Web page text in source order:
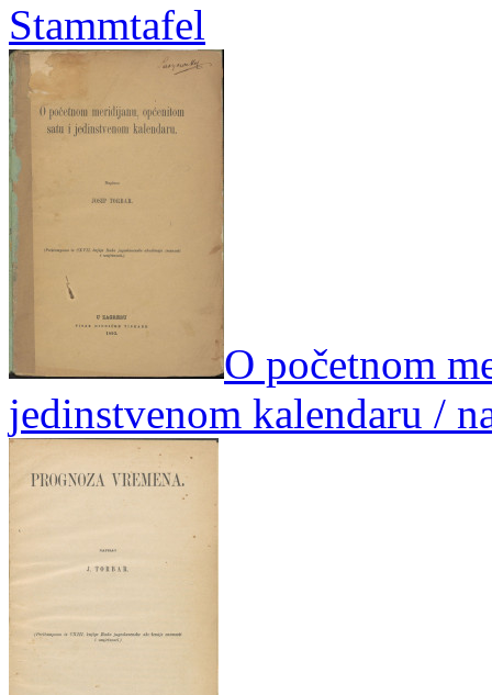
Stammtafel
O početnom
jedinstvenom kalendaru /